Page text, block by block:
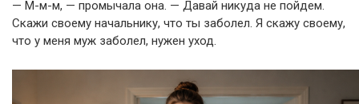
— М-м-м, — промычала она. — Давай никуда не пойдем.
Скажи своему начальнику, что ты заболел. Я скажу своему,
что у меня муж заболел, нужен уход.